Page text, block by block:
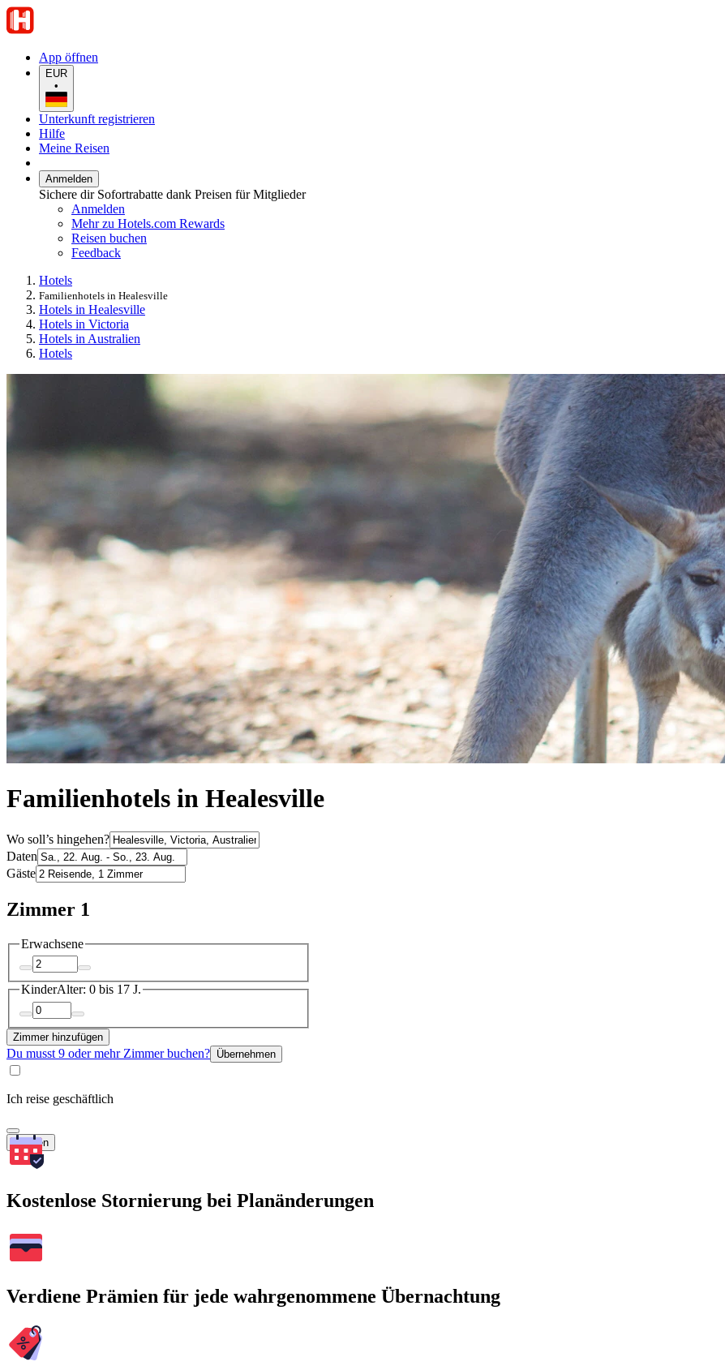
App öffnen
EUR
•
Unterkunft registrieren
Hilfe
Meine Reisen
Anmelden
Sichere dir Sofortrabatte dank Preisen für Mitglieder
Anmelden
Mehr zu Hotels.com Rewards
Reisen buchen
Feedback
Hotels
Familienhotels in Healesville
Hotels in Healesville
Hotels in Victoria
Hotels in Australien
Hotels
Familienhotels in Healesville
Wo soll’s hingehen?
Daten
Gäste
Zimmer 1
Erwachsene
KinderAlter: 0 bis 17 J.
Zimmer hinzufügen
Du musst 9 oder mehr Zimmer buchen? Übernehmen
Ich reise geschäftlich
Suchen
Kostenlose Stornierung bei Planänderungen
Verdiene Prämien für jede wahrgenommene Übernachtung